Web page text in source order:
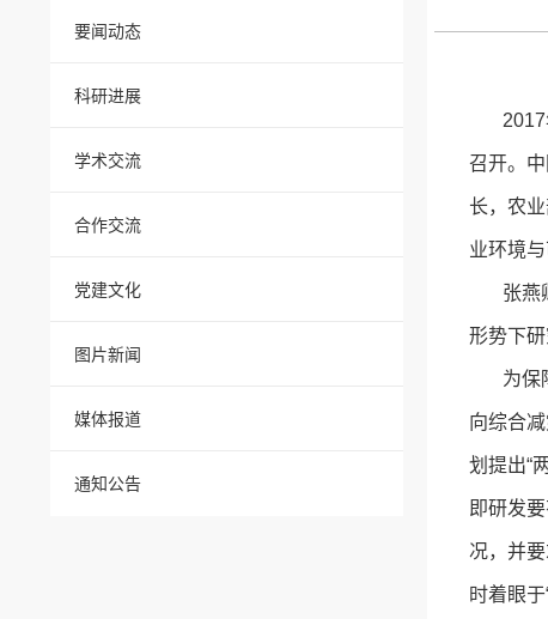
要闻动态
科研进展
学术交流
合作交流
党建文化
图片新闻
媒体报道
通知公告
2017年
召开。
长，农
业环境
张燕卿
形势下
为保障
向综合
划提出“
即研发
况，并
时着眼